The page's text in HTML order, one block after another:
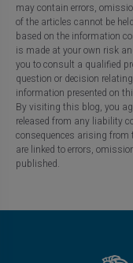
may contain errors,
of the articles cannot be
based on the information
is made at your own risk
you to consult a qualified
question or decision
information presented on
By visiting this blog, you
released from any liability
consequences arising from
are linked to errors,
published.